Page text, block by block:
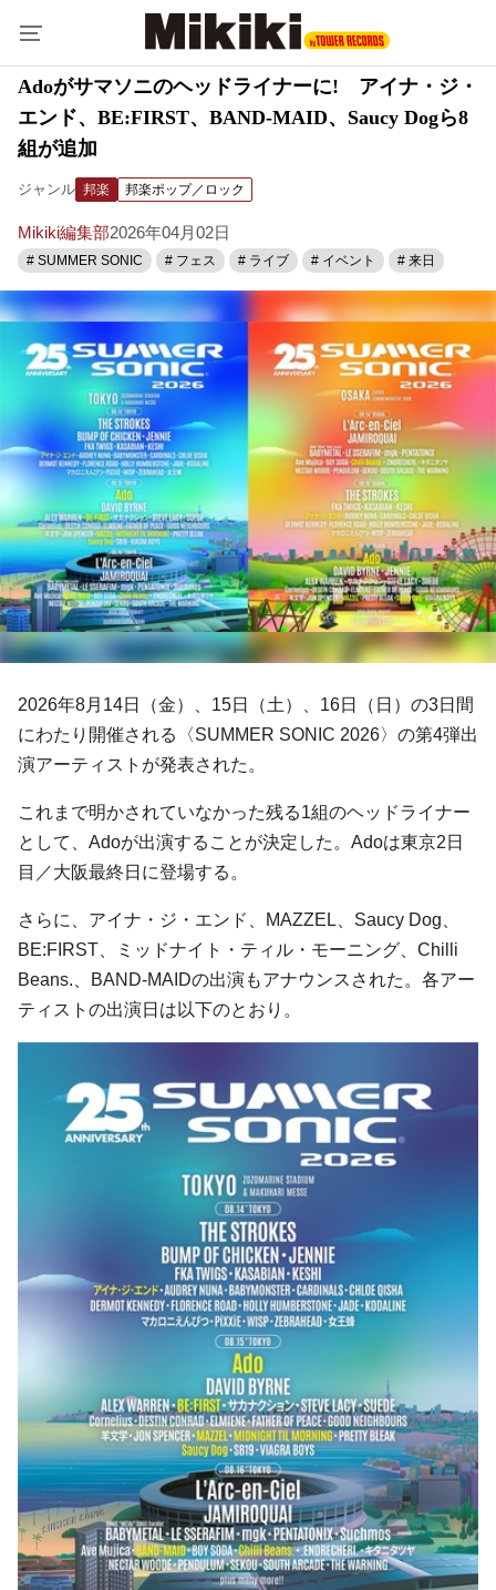
Adoがサマソニのヘッドライナーに! アイナ・ジ・
エンド、BE:FIRST、BAND-MAID、Saucy Dogら8
組が追加
ジャンル 邦楽 邦楽ポップ／ロック
Mikiki編集部2026年04月02日
# SUMMER SONIC # フェス # ライブ # イベント # 来日
2026年8⽉14日（⾦）、15⽇（⼟）、16日（⽇）の3日間
にわたり開催される〈SUMMER SONIC 2026〉の第4弾出
演アーティストが発表された。
これまで明かされていなかった残る1組のヘッドライナー
として、Adoが出演することが決定した。Adoは東京2日
目／⼤阪最終日に登場する。
さらに、アイナ・ジ・エンド、MAZZEL、Saucy Dog、
BE:FIRST、ミッドナイト・ティル・モーニング、Chilli
Beans.、BAND-MAIDの出演もアナウンスされた。各アー
ティストの出演日は以下のとおり。